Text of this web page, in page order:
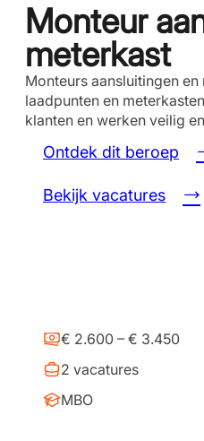
Monteur
meterkast
Monteurs aansluitingen
laadpunten en
klanten en werken veilig
Ontdek dit beroep
Bekijk vacatures
€ 2.600 – € 3.450
2 vacatures
MBO